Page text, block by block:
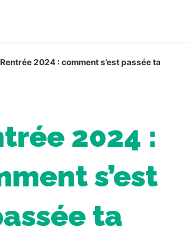
Rentrée 2024 : comment s’est passée ta
2024 :
s’est
ta